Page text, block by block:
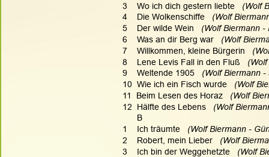
3    Wo ich dich gestern liebte
(Wolf
4    Die Wolkenschiffe
(Wolf
5    Der wilde Wein
(Wolf Biermann
6    Was an dir Berg war
(Wolf
7    Willkommen, kleine Bürgerin
8    Lene Levis Fall in den Fluß
9    Weltende 1905
(Wolf Biermann
10  Wie ich ein Fisch wurde
(Wolf
11  Beim Lesen des Horaz
(Wolf
12  Hälfte des Lebens
(Wolf
      B
1    Ich träumte
(Wolf Biermann -
2    Robert, mein Lieber
(Wolf
3    Ich bin der Weggehetzte
(Wolf